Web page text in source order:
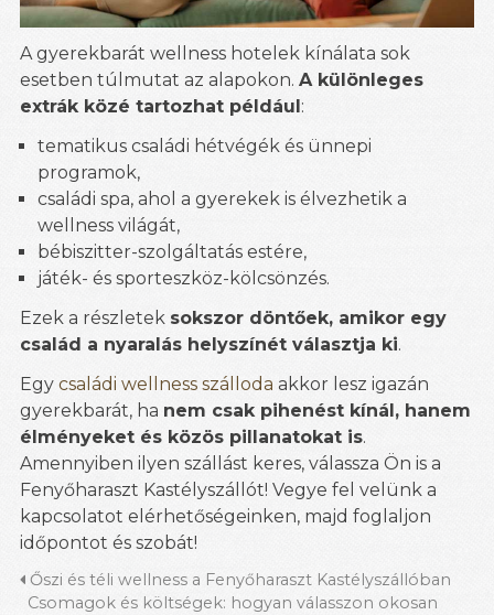
A gyerekbarát wellness hotelek kínálata sok
esetben túlmutat az alapokon. A különleges
extrák közé tartozhat például :
tematikus családi hétvégék és ünnepi
programok,
családi spa, ahol a gyerekek is élvezhetik a
wellness világát,
bébiszitter-szolgáltatás estére,
játék- és sporteszköz-kölcsönzés.
Ezek a részletek sokszor döntőek, amikor egy
család a nyaralás helyszínét választja ki.
Egy családi wellness szálloda akkor lesz igazán
gyerekbarát, ha nem csak pihenést kínál, hanem
élményeket és közös pillanatokat is.
Amennyiben ilyen szállást keres, válassza Ön is a
Fenyőharaszt Kastélyszállót! Vegye fel velünk a
kapcsolatot elérhetőségeinken, majd foglaljon
időpontot és szobát!
Őszi és téli wellness a Fenyőharaszt Kastélyszállóban
Csomagok és költségek: hogyan válasszon okosan